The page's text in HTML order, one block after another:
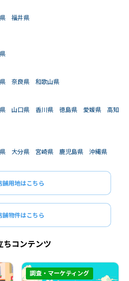
福井県
奈良県
和歌山県
山口県 香川県 徳島県 愛媛県
高知
大分県 宮崎県 鹿児島県 沖縄県
舗用地はこちら
舗物件はこちら
ちコンテンツ
調査・マーケティング